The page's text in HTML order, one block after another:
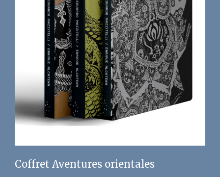
Coffret Aventures orientales